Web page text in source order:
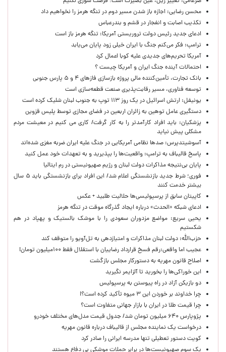
محسن رضایی: اجازه باز شدن مسیر دوم در تنگه هرمز را نخواهیم داد
تکذیب اصابت و انفجار در قشم و بندرعباس
ادعای جدید رئیس دولت تروریستی آمریکا: تنگه هرمز باز است
ترامپ: فکر می‌کنم جنگ با ایران خیلی زود پایان می‌یابد
آمریکا تحریم‌های جدیدی علیه کوبا اعمال کرد
احتمالات آینده جنگ ایران و آمریکا چیست ؟
بانک تجارت، تأمین‌کننده مالی پروژه بازسازی فازهای ۴ و ۵ پارس جنوبی
توسعه فناوری، مسیر رقابت‌پذیری صنعت قطعه‌سازی است
یونیفل: ارتش اسرائیل در یک روز ۱۱۳ توپ به جنوب لبنان شلیک کرده است
دستگیری عامل توهین به زائران اربعین در فضای مجازی توسط پلیس قزوین
پزشکیان: باید افراد کارآمدتر را به کار گرفت/ کاری می کنیم در معیشت مردم
مشکلی پیش نیاید
آسوشیتدپرس: صدها نظامی آمریکایی در جنگ علیه ایران ضربه مغزی شده‌اند
پاسخ قالیباف به ترامپ: واقعیت‌ها را بپذیرید و به تعهدات خود عمل کنید
پایان بی‌نتیجه مذاکرات دولت لبنان و رژیم صهیونیستی در رم ایتالیا
فوری؛ شرط جدید بازنشستگی اعلام شد/ این افراد برای بازنشستگی باید ۵ سال
بیشتر خدمت کنند
کاپیتان سابق از پرسپولیسی‌ها حلالیت طلبید + عکس
ادعای شبکه «الحدث» درباره ایجاد گذرگاه موقت در تنگه هرمز
یحیی سریع: مواضع مزدوران سعودی را با موشک بالستیک و پهپاد در هم
شکستیم
حزب‌الله: دولت لبنان مذاکرات و امتیازدهی به تل‌آویو را متوقف کند
عجیب اما واقعی:رقم فسخ قرارداد رضاییان با استقلال فقط ۱۰۰میلیون تومان!
اصلاح قانون مهریه به دستورکار مجلس بازگشت
این خوراکی‌ها را بخورید تا آلزایمر نگیرید
دو بازیکن آزاد در راه پیوستن به پرسپولیس
چرا خداوند بر خوردن این ۳ میوه تأکید کرده است؟!
چرا قیمت طلا در ایران با بازار جهانی متفاوت است؟
پژوپارس ۶۴۰ میلیون تومان شد/ جدول قیمت مدل‌های مختلف خودرو
درخواست یک نماینده مجلس از قالیباف درباره قانون مهریه
کویت دستور تعطیلی تنها مدرسه ایرانی را صادر کرد
یک‌ سوم صهیونیست‌ها در برابر حملات موشکی بی دفاع هستند